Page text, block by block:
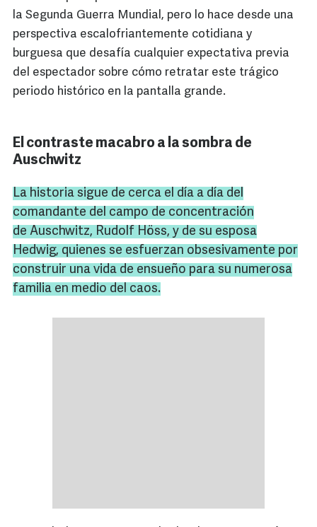
la Segunda Guerra Mundial, pero lo hace desde una
perspectiva escalofriantemente cotidiana y
burguesa que desafía cualquier expectativa previa
del espectador sobre cómo retratar este trágico
periodo histórico en la pantalla grande.
El contraste macabro a la sombra de
Auschwitz
La historia sigue de cerca el día a día del
comandante del campo de concentración
de Auschwitz, Rudolf Höss, y de su esposa
Hedwig, quienes se esfuerzan obsesivamente por
construir una vida de ensueño para su numerosa
familia en medio del caos.